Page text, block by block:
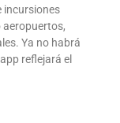
incursiones
aeropuertos,
Ya no habrá
reflejará el